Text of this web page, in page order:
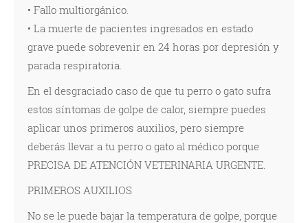
• Fallo multiorgánico.
• La muerte de pacientes ingresados en estado
grave puede sobrevenir en 24 horas por depresión y
parada respiratoria.
En el desgraciado caso de que tu perro o gato sufra
estos síntomas de golpe de calor, siempre puedes
aplicar unos primeros auxilios, pero siempre
deberás llevar a tu perro o gato al médico porque
PRECISA DE ATENCIÓN VETERINARIA URGENTE.
PRIMEROS AUXILIOS
No se le puede bajar la temperatura de golpe, porque